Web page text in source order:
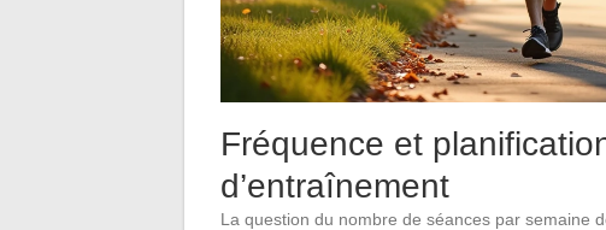
Fréquence et
d’entraînement
La question du nombre de séances par semaine